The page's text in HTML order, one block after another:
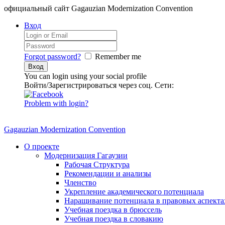
официальный сайт Gagauzian Modernization Convention
Вход
Forgot password? Remember me
You can login using your social profile
Войти/Зарегистрироваться через соц. Сети:
Problem with login?
Gagauzian Modernization Convention
О проекте
Модернизация Гагаузии
Рабочая Структура
Рекомендации и анализы
Членство
Укрепление академического потенциала
Наращивание потенциала в правовых
Учебная поездка в брюссель
Учебная поездка в словакию